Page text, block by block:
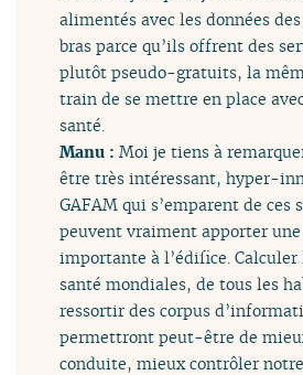
alimentés avec les données
bras parce qu’ils offrent des
plutôt pseudo-gratuits, la
train de se mettre en place
santé.
Manu :Moi je tiens à
être très intéressant, hyper-
GAFAM qui s’emparent de
peuvent vraiment apporter
importante à l’édifice. Calculer
santé mondiales, de tous les
ressortir des corpus
permettront peut-être de
conduite, mieux contrôler